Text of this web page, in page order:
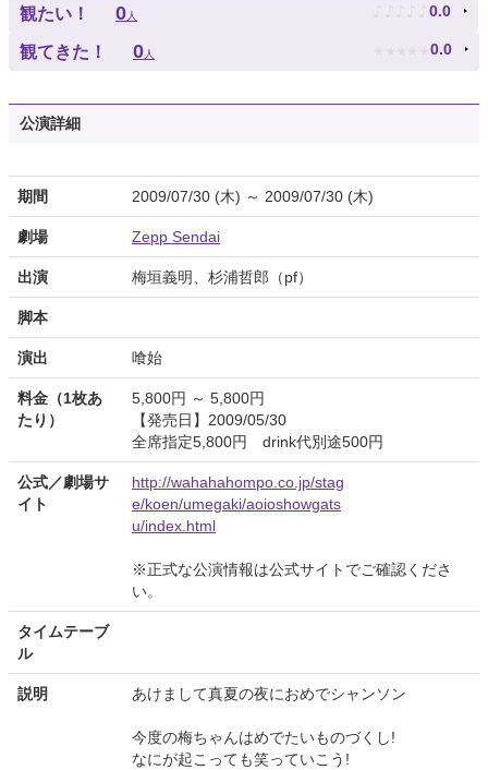
観たい！ 0人 ♪ ♪ ♪ ♪ ♪ 0.0
観てきた！ 0人 ★ ★ ★ ★ ★ 0.0
公演詳細
期間 2009/07/30 (木) ～ 2009/07/30 (木)
劇場 Zepp Sendai
出演 梅垣義明、杉浦哲郎（pf）
脚本
演出 喰始
料金（1枚あ
たり）
5,800円 ～ 5,800円
【発売日】2009/05/30
全席指定5,800円 drink代別途500円
公式／劇場サ
イト
http://wahahahompo.co.jp/stag
e/koen/umegaki/aoioshowgats
u/index.html
※正式な公演情報は公式サイトでご確認くださ
い。
タイムテーブ
ル
説明 あけまして真夏の夜におめでシャンソン
今度の梅ちゃんはめでたいものづくし!
なにが起こっても笑っていこう!